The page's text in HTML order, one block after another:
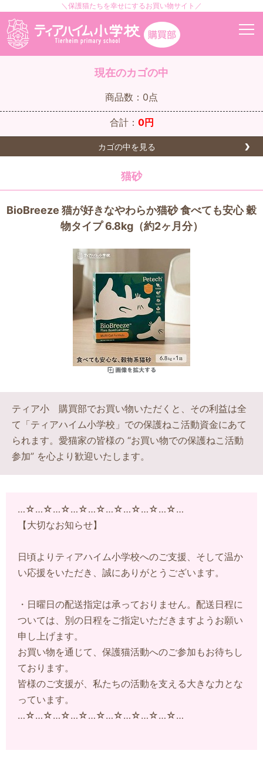
＼保護猫たちを幸せにするお買い物サイト／
現在のカゴの中
商品数：0点
合計： 0円
カゴの中を見る
猫砂
BioBreeze 猫が好きなやわらか猫砂 食べても安心 穀
物タイプ 6.8kg（約2ヶ月分）
ティア小 購買部でお買い物いただくと、その利益は全
て「ティアハイム小学校」での保護ねこ活動資金にあて
られます。愛猫家の皆様の “お買い物での保護ねこ活動
参加” を心より歓迎いたします。
…☆…☆…☆…☆…☆…☆…☆…☆…☆…
【大切なお知らせ】
日頃よりティアハイム小学校へのご支援、そして温か
い応援をいただき、誠にありがとうございます。
・日曜日の配送指定は承っておりません。配送日程に
ついては、別の日程をご指定いただきますようお願い
申し上げます。
お買い物を通じて、保護猫活動へのご参加もお待ちし
ております。
皆様のご支援が、私たちの活動を支える大きな力とな
っています。
…☆…☆…☆…☆…☆…☆…☆…☆…☆…